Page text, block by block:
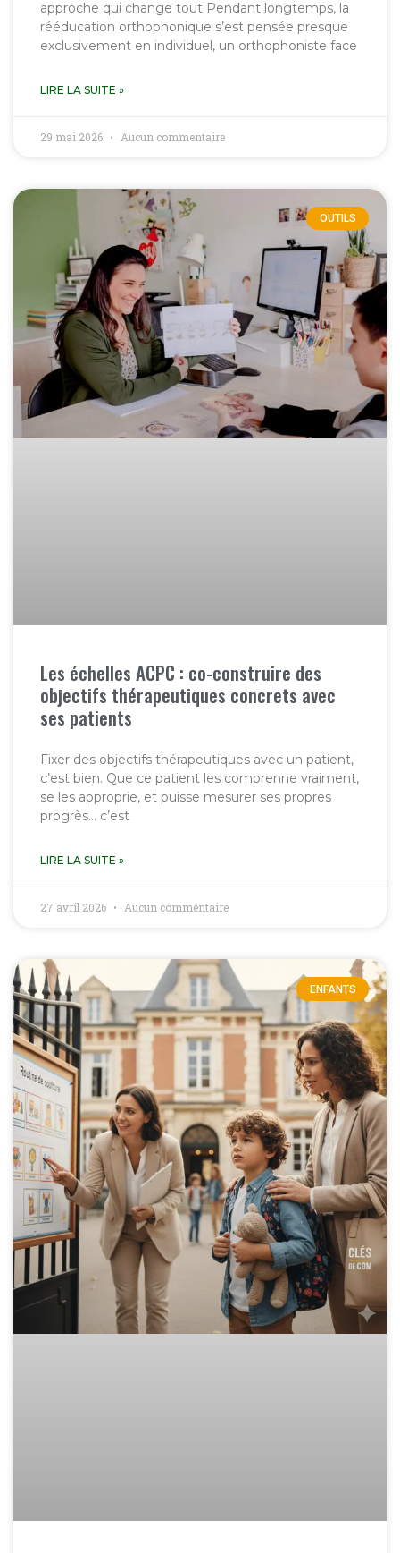
approche qui change tout Pendant longtemps, la
rééducation orthophonique s’est pensée presque
exclusivement en individuel, un orthophoniste face
LIRE LA SUITE »
29 mai 2026 Aucun commentaire
OUTILS
Les échelles ACPC : co-construire des
objectifs thérapeutiques concrets avec
ses patients
Fixer des objectifs thérapeutiques avec un patient,
c’est bien. Que ce patient les comprenne vraiment,
se les approprie, et puisse mesurer ses propres
progrès… c’est
LIRE LA SUITE »
27 avril 2026 Aucun commentaire
ENFANTS